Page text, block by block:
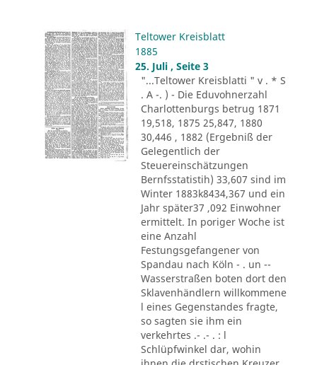
Teltower Kreisblatt
1885
25. Juli , Seite 3
"...Teltower Kreisblatti " v . * S
. A -. ) - Die Eduvohnerzahl
Charlottenburgs betrug 1871
19,518, 1875 25,847, 1880
30,446 , 1882 (Ergebniß der
Gelegentlich der
Steuereinschätzungen
Bernfsstatistih) 33,607 sind im
Winter 1883k8434,367 und ein
Jahr später37 ,092 Einwohner
ermittelt. In poriger Woche ist
eine Anzahl
Festungsgefangener von
Spandau nach Köln - . un --
Wasserstraßen boten dort den
Sklavenhändlern willkommene
l eines Gegenstandes fragte,
so sagten sie ihm ein
verkehrtes .- .- . : l
Schlüpfwinkel dar, wohin